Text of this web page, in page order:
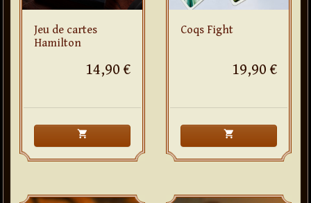
Jeu de cartes
Hamilton
14,90 €
shopping_cart
Coqs Fight
19,90 €
shopping_cart